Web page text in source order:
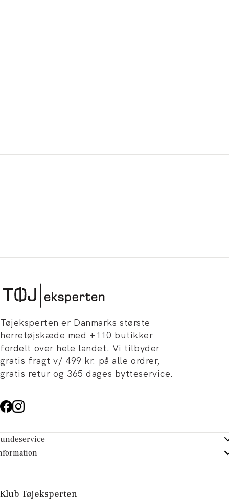
Tøjeksperten er Danmarks største
herretøjskæde med +110 butikker
fordelt over hele landet. Vi tilbyder
gratis fragt v/ 499 kr. på alle ordrer,
gratis retur og 365 dages bytteservice.
- Hjælpecenter
Tøjeksperten
og artikler
Klub Tøjeksperten